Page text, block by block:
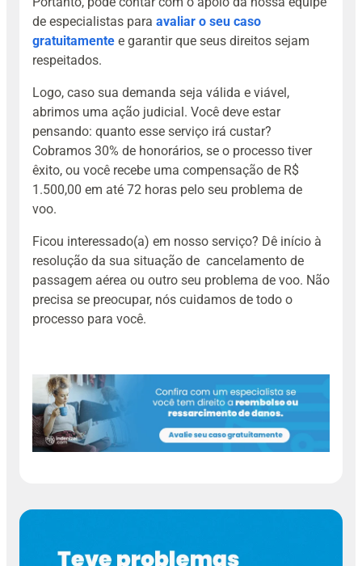
de especialistas para avaliar o seu caso
gratuitamente e garantir que seus direitos sejam
respeitados.
Logo, caso sua demanda seja válida e viável,
abrimos uma ação judicial. Você deve estar
pensando: quanto esse serviço irá custar?
Cobramos 30% de honorários, se o processo tiver
êxito, ou você recebe uma compensação de R$
1.500,00 em até 72 horas pelo seu problema de
voo.
Ficou interessado(a) em nosso serviço? Dê início à
resolução da sua situação de cancelamento de
passagem aérea ou outro seu problema de voo. Não
precisa se preocupar, nós cuidamos de todo o
processo para você.